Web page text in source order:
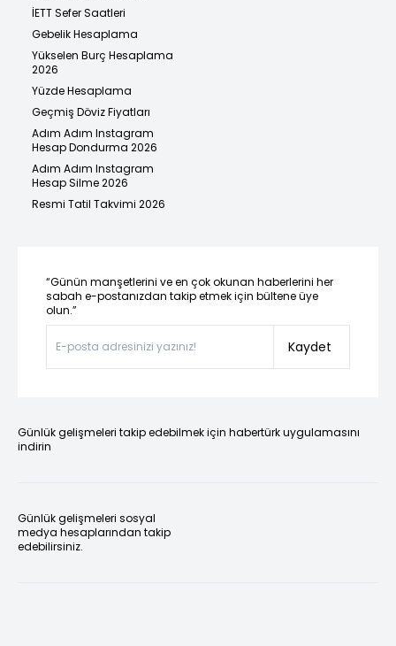
İETT Sefer Saatleri
Gebelik Hesaplama
Yükselen Burç Hesaplama
2026
Yüzde Hesaplama
Geçmiş Döviz Fiyatları
Adım Adım Instagram
Hesap Dondurma 2026
Adım Adım Instagram
Hesap Silme 2026
Resmi Tatil Takvimi 2026
“Günün manşetlerini ve en çok okunan haberlerini her
sabah e-postanızdan takip etmek için bültene üye
olun.”
Kaydet
Günlük gelişmeleri takip edebilmek için habertürk uygulamasını
indirin
Günlük gelişmeleri sosyal
medya hesaplarından takip
edebilirsiniz.